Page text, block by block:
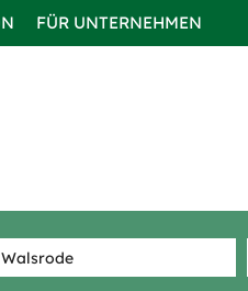
FÜR UNTERNEHMEN